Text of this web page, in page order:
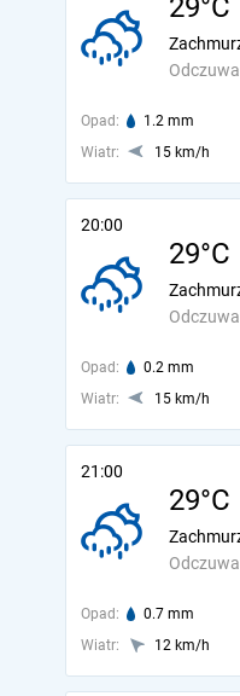
29°C
Opad: 1.2 mm
Wiatr:
15 km/h
20:00
29°C
Opad: 0.2 mm
Wiatr:
15 km/h
21:00
29°C
Opad: 0.7 mm
Wiatr:
12 km/h